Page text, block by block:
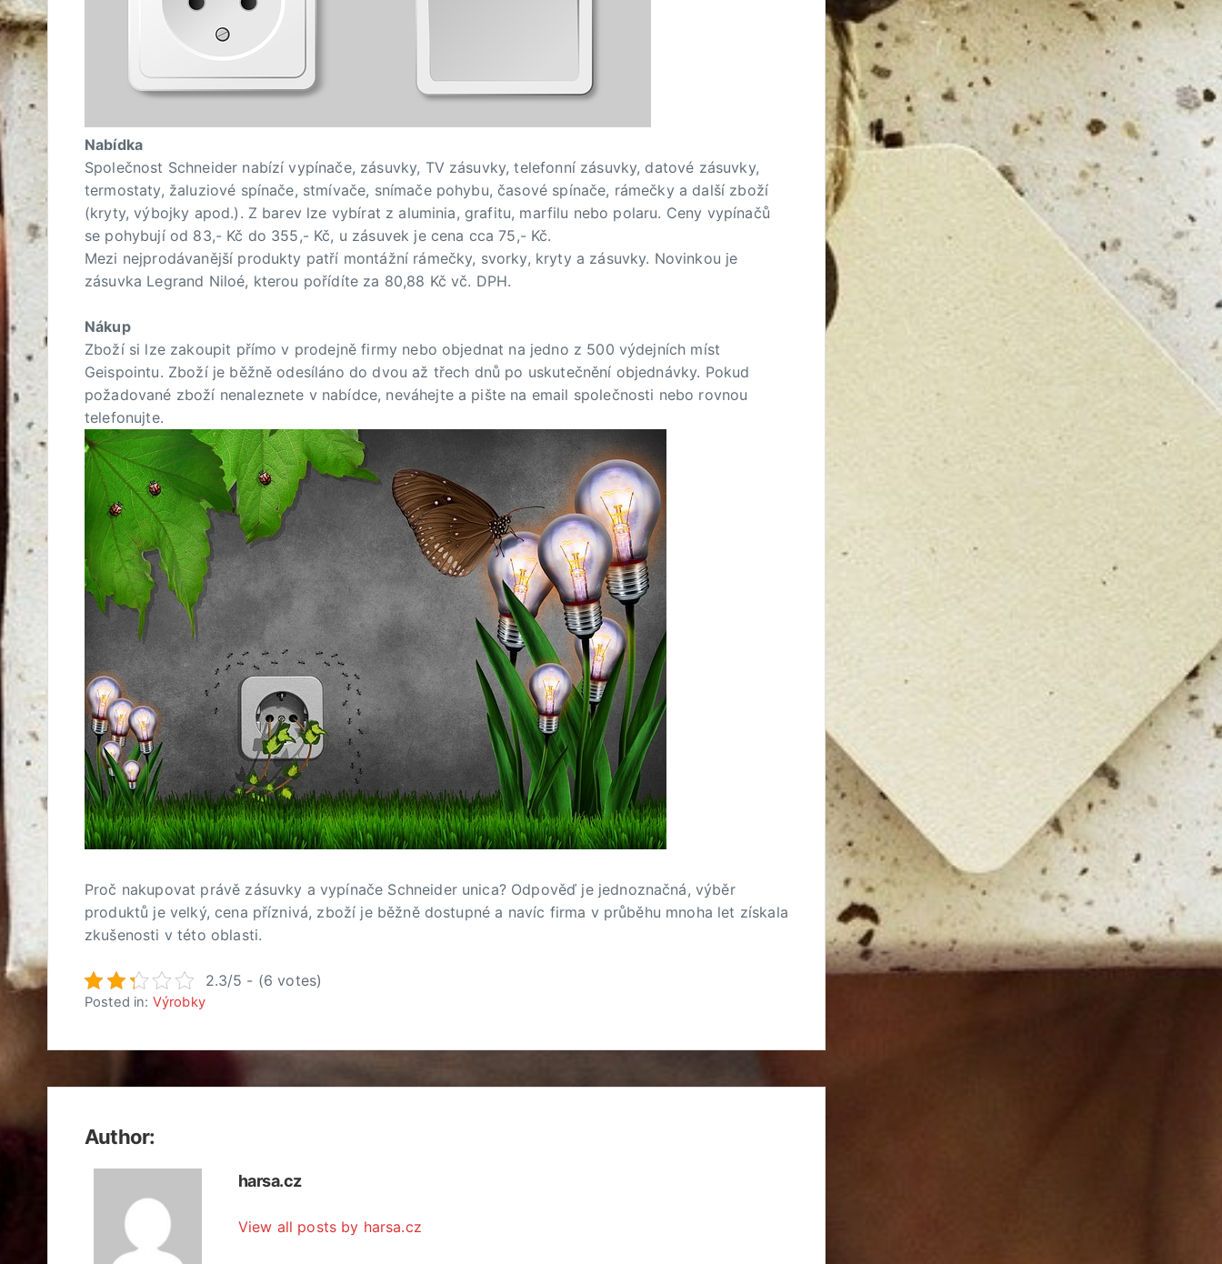
Nabídka
Společnost Schneider nabízí vypínače, zásuvky, TV zásuvky, telefonní zásuvky, datové zásuvky,
termostaty, žaluziové spínače, stmívače, snímače pohybu, časové spínače, rámečky a další zboží
(kryty, výbojky apod.). Z barev lze vybírat z aluminia, grafitu, marfilu nebo polaru. Ceny vypínačů
se pohybují od 83,- Kč do 355,- Kč, u zásuvek je cena cca 75,- Kč.
Mezi nejprodávanější produkty patří montážní rámečky, svorky, kryty a zásuvky. Novinkou je
zásuvka Legrand Niloé, kterou pořídíte za 80,88 Kč vč. DPH.
Nákup
Zboží si lze zakoupit přímo v prodejně firmy nebo objednat na jedno z 500 výdejních míst
Geispointu. Zboží je běžně odesíláno do dvou až třech dnů po uskutečnění objednávky. Pokud
požadované zboží nenaleznete v nabídce, neváhejte a pište na email společnosti nebo rovnou
telefonujte.
Proč nakupovat právě zásuvky a vypínače Schneider unica? Odpověď je jednoznačná, výběr
produktů je velký, cena příznivá, zboží je běžně dostupné a navíc firma v průběhu mnoha let získala
zkušenosti v této oblasti.
2.3/5 - (6 votes)
Posted in: Výrobky
Author:
harsa.cz
View all posts by harsa.cz